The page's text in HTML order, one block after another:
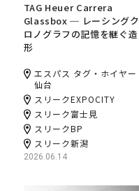
TAG Heuer Carrera
Glassbox ─ レーシングク
ロノグラフの記憶を継ぐ造
形
エスパス タグ・ホイヤー
仙台
スリークEXPOCITY
スリーク富士見
スリークBP
スリーク新潟
2026.06.14